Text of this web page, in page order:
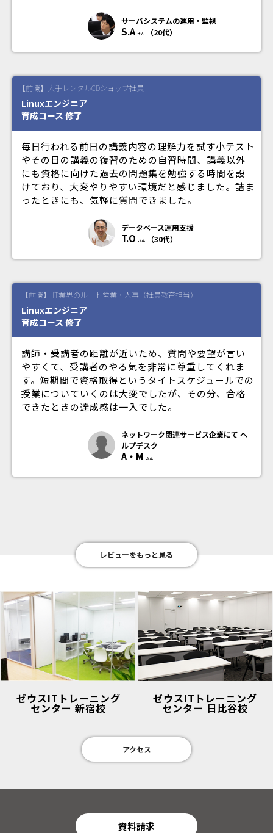
サーバシステムの運用・監視
S.A さん （20代）
【前職】大手レンタルCDショップ社員
Linuxエンジニア
育成コース 修了
毎日行われる前日の講義内容の理解力を試す小テスト
やその日の講義の復習のための自習時間、講義以外
にも資格に向けた過去の問題集を勉強する時間を設
けており、大変やりやすい環境だと感じました。詰ま
ったときにも、気軽に質問できました。
データベース運用支援
T.O さん （30代）
【前職】 IT業界のルート営業・人事（社員教育担当）
Linuxエンジニア
育成コース 修了
講師・受講者の距離が近いため、質問や要望が言い
やすくて、受講者のやる気を非常に尊重してくれま
す。短期間で資格取得というタイトスケジュールでの
授業についていくのは大変でしたが、その分、合格
できたときの達成感は一入でした。
ネットワーク関連サービス企業にて ヘ
ルプデスク
A・M さん
レビューをもっと見る
ゼウスITトレーニング
センター 新宿校
ゼウスITトレーニング
センター 日比谷校
アクセス
資料請求